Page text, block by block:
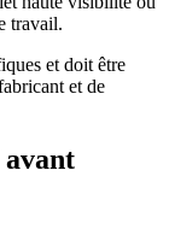
travail.
et doit être
et de